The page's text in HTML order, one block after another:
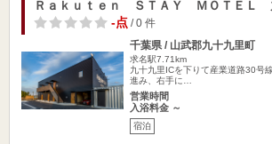
Ｒａｋｕｔｅｎ ＳＴＡＹ ＭＯＴＥＬ
-点 / 0 件
千葉県 / 山武郡九十九里町
求名駅7.71km
九十九里ICを下りて産業道路30号
進み、右手に…
営業時間
入浴料金 ～
宿泊